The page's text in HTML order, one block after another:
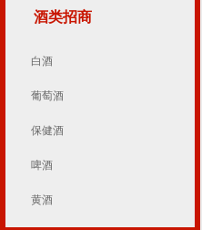
酒类招商
白酒
葡萄酒
保健酒
啤酒
黄酒